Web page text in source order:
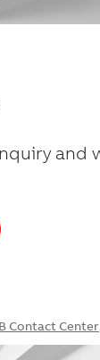
and
Contact Center